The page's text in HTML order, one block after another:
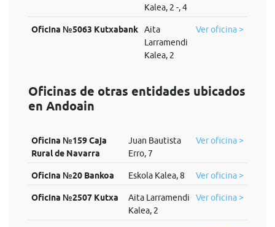
Kalea, 2 -, 4
Oficina №5063 Kutxabank
Aita
Larramendi
Kalea, 2
Ver oficina >
Oficinas de otras entidades ubicados
en Andoain
Oficina №159 Caja
Rural de Navarra
Juan Bautista
Erro, 7
Ver oficina >
Oficina №20 Bankoa Eskola Kalea, 8 Ver oficina >
Oficina №2507 Kutxa
Aita Larramendi
Kalea, 2
Ver oficina >